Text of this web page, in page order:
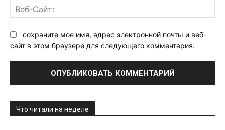
сохраните мое имя, адрес электронной почты и веб-
сайт в этом браузере для следующего комментария.
Что читали на неделе